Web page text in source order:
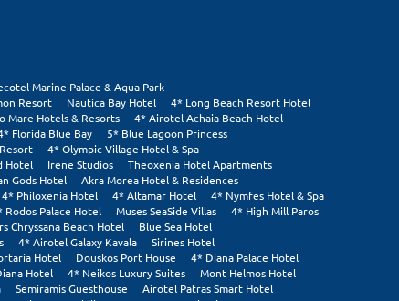
Marine Palace & Aqua Park
Resort Nautica Bay Hotel
4* Long Beach Resort Hotel
Mare Hotels & Resorts
4* Airotel Achaia Beach Hotel
Florida Blue Bay
5* Blue Lagoon Princess
4* Olympic Village Hotel & Spa
Hotel Irene Studios
Theoxenia Hotel Apartments
Gods Hotel
Akra Morea Hotel & Residences
4* Philoxenia Hotel 4* Altamar Hotel
4* Nymfes Hotel & Spa
Rodos Palace Hotel Muses SeaSide Villas
4* High Mill Paros
Chryssana Beach Hotel
Blue Sea Hotel
4* Airotel Galaxy Kavala
Sirines Hotel
Hotel Douskos Port House
4* Diana Palace Hotel
Hotel 4* Neikos Luxury Suites
Mont Helmos Hotel
Semiramis Guesthouse
Airotel Patras Smart Hotel